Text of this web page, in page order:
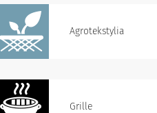
Agrotekstylia
Grille